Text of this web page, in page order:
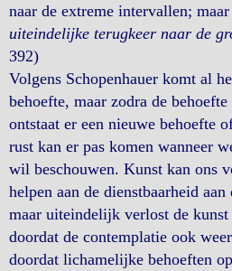
naar de extreme intervallen; maar
uiteindelijke terugkeer naar de
392)
Volgens Schopenhauer komt al
behoefte, maar zodra de
ontstaat er een nieuwe behoefte
rust kan er pas komen wanneer
wil beschouwen. Kunst kan ons
helpen aan de dienstbaarheid
maar uiteindelijk verlost de
doordat de contemplatie ook
doordat lichamelijke behoeften